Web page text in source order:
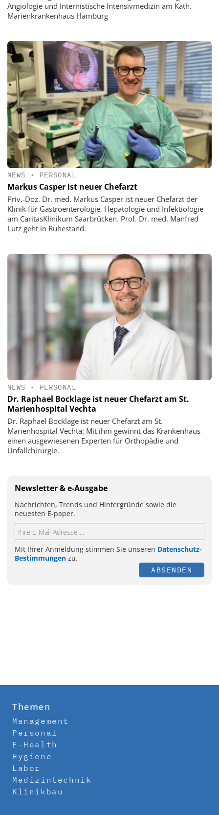
Angiologie und Internistische Intensivmedizin am Kath.
Marienkrankenhaus Hamburg
NEWS • PERSONAL
Markus Casper ist neuer Chefarzt
Priv.-Doz. Dr. med. Markus Casper ist neuer Chefarzt der
Klinik für Gastroenterologie, Hepatologie und Infektiologie
am CaritasKlinikum Saarbrücken. Prof. Dr. med. Manfred
Lutz geht in Ruhestand.
NEWS • PERSONAL
Dr. Raphael Bocklage ist neuer Chefarzt am St.
Marienhospital Vechta
Dr. Raphael Bocklage ist neuer Chefarzt am St.
Marienhospital Vechta: Mit ihm gewinnt das Krankenhaus
einen ausgewiesenen Experten für Orthopädie und
Unfallchirurgie.
Newsletter & e-Ausgabe
Nachrichten, Trends und Hintergründe sowie die
neuesten E-paper.
Mit Ihrer Anmeldung stimmen Sie unseren Datenschutz-
Bestimmungen zu.
ABSENDEN
Themen
Management
Personal
E-Health
Hygiene
Labor
Medizintechnik
Klinikbau